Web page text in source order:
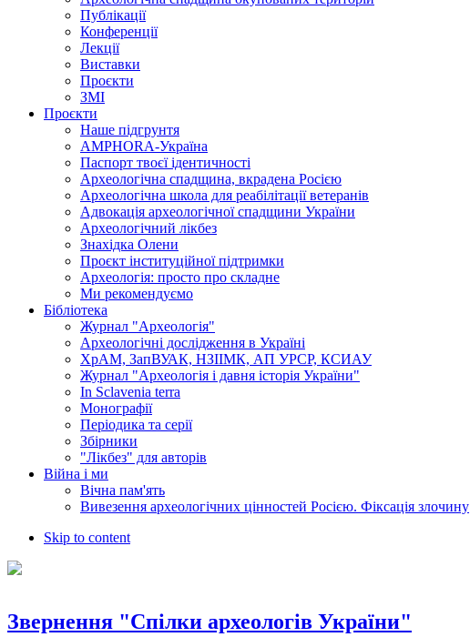
Публікації
Конференції
Лекції
Виставки
Проєкти
ЗМІ
Проєкти
Наше підгрунтя
AMPHORA-Україна
Паспорт твоєї ідентичності
Археологічна спадщина, вкрадена Росією
Археологічна школа для реабілітації ветеранів
Адвокація археологічної спадщини України
Археологічний лікбез
Знахідка Олени
Проєкт інституційної підтримки
Археологія: просто про складне
Ми рекомендуємо
Бібліотека
Журнал "Археологія"
Археологічні дослідження в Україні
ХрАМ, ЗапВУАК, НЗІІМК, АП УРСР, КСИАУ
Журнал "Археологія і давня історія України"
In Sclavenia terra
Монографії
Періодика та серії
Збірники
"Лікбез" для авторів
Війна і ми
Вічна пам'ять
Вивезення археологічних цінностей Росією. Фіксація злочину
Skip to content
Звернення "Спілки археологів України"